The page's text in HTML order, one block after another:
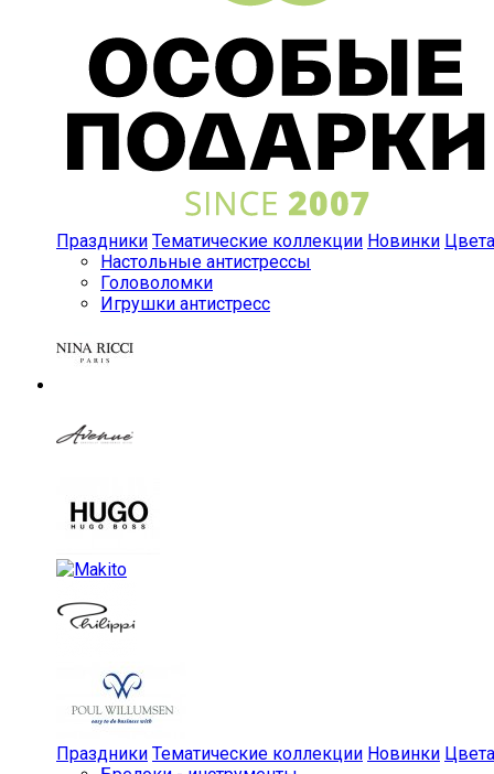
Праздники Тематические коллекции Новинки Цвета
Настольные антистрессы
Головоломки
Игрушки антистресс
Праздники Тематические коллекции Новинки Цвета